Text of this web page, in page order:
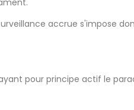
accrue s'impose
pour principe actif le